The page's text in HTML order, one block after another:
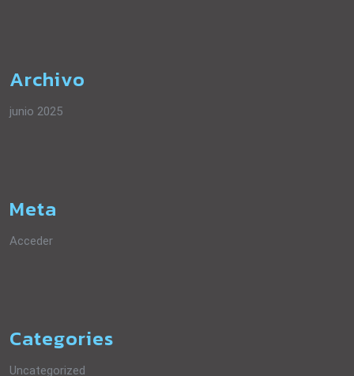
Archivo
junio 2025
Meta
Acceder
Categories
Uncategorized